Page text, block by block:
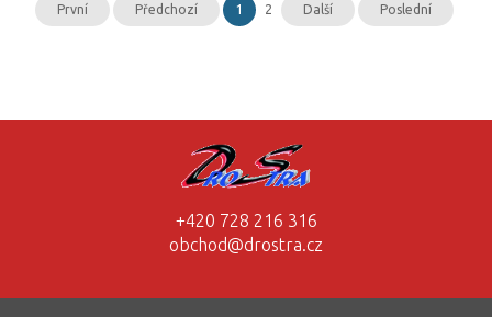
První Předchozí 1 2 Další Poslední
+420 728 216 316
obchod@drostra.cz